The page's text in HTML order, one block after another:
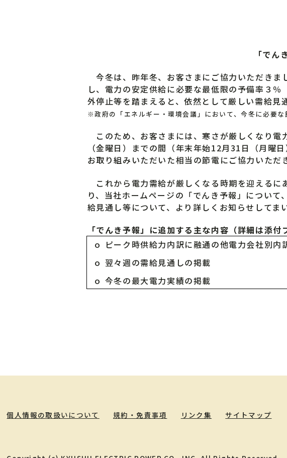
「でん
今冬は、昨年冬、お客さまにご協力いただき
し、電力の安定供給に必要な最低限の予備率３
外停止等を踏まえると、依然として厳しい需給見
※政府の「エネルギー・環境会議」において、今冬に必要
このため、お客さまには、寒さが厳しくなり電
（金曜日）までの間（年末年始12月31日（月曜
お取り組みいただいた相当の節電にご協力いただ
これから電力需給が厳しくなる時期を迎えるに
り、当社ホームページの「でんき予報」につい
給見通し等について、より詳しくお知らせしてまい
「でんき予報」に追加する主な内容（詳細は添付
ｏ ピーク時供給力内訳に融通の他電力会社別内
ｏ 翌々週の需給見通しの掲載
ｏ 今冬の最大電力実績の掲載
個人情報の取扱いについて 規約・免責事項 リンク集 サイトマップ